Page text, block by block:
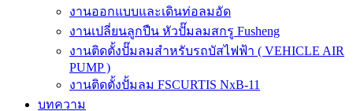
งานออกแบบและเดินท่อลมอัด
งานเปลี่ยนลูกปืน หัวปั๊มลมสกรู Fusheng
งานติดตั้งปั๊มลมสำหรับรถบัสไฟฟ้า ( VEHICLE AIR
PUMP )
งานติดตั้งปั้มลม FSCURTIS NxB-11
บทความ